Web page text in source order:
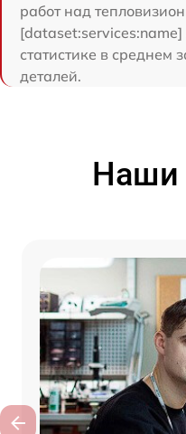
работ над
статистике в среднем
деталей.
Наши